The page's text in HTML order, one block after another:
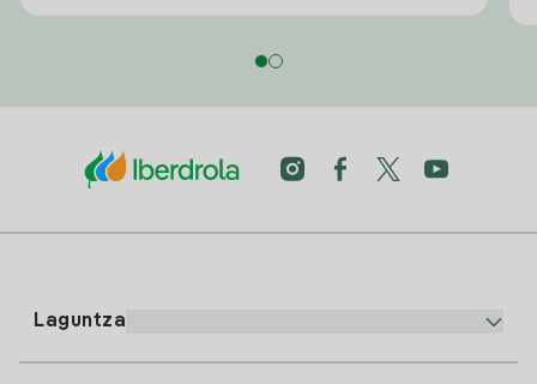
Laguntza